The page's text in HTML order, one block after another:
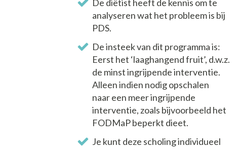
De diëtist heeft de kennis om te
analyseren wat het probleem is bij
PDS.
De insteek van dit programma is:
Eerst het ‘laaghangend fruit’, d.w.z.
de minst ingrijpende interventie.
Alleen indien nodig opschalen
naar een meer ingrijpende
interventie, zoals bijvoorbeeld het
FODMaP beperkt dieet.
Je kunt deze scholing individueel